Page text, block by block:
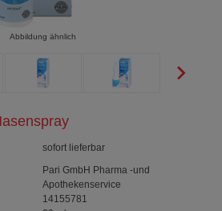
sofort lieferbar
Pari GmbH Pharma -und
Apothekenservice
14155781
Abbildung ähnlich